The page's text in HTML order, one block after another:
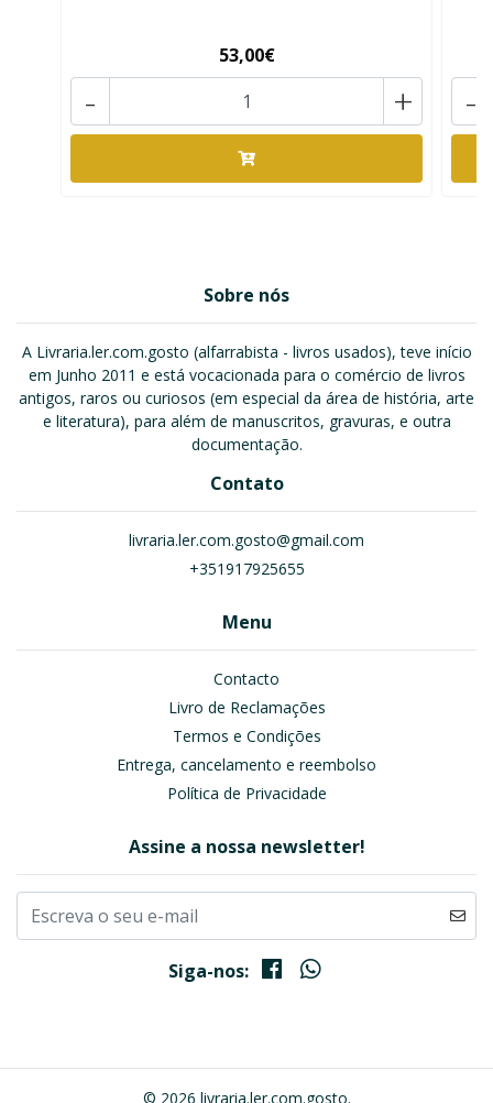
53,00€
+
- -
Sobre nós
A Livraria.ler.com.gosto (alfarrabista - livros usados), teve início
em Junho 2011 e está vocacionada para o comércio de livros
antigos, raros ou curiosos (em especial da área de história, arte
e literatura), para além de manuscritos, gravuras, e outra
documentação.
Contato
livraria.ler.com.gosto@gmail.com
+351917925655
Menu
Contacto
Livro de Reclamações
Termos e Condições
Entrega, cancelamento e reembolso
Política de Privacidade
Assine a nossa newsletter!
Siga-nos:
© 2026 livraria.ler.com.gosto.